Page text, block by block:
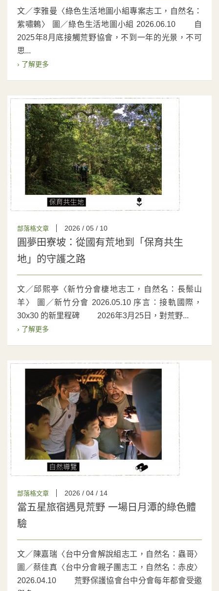
文／李雅曼〈綠色生活地圖小組專案志工，自然名：
紫嘯鶇〉 圖／綠色生活地圖小組 2026.06.10 自
2025年8月底接觸荒野協會，不到一年的光景，不可
思...
› 了解更多
部落格文章 2026 / 05 / 10
圓夢田寮坡：從國有荒地到「保育共生
地」的守護之路
文／邱熙亭〈新竹分會棲地志工，自然名：長鬃山
羊〉 圖／新竹分會 2026.05.10 序言：接軌國際，
30x30 的新里程碑 2026年3月25日，對荒野...
› 了解更多
部落格文章 2026 / 04 / 14
當五星旅宿遇⾒荒野 ⼀場⽇⽉潭的綠⾊體
驗
文／陳嘉瑞〈台中分會解說組志工，自然名：蟲哥〉
圖／蔡佳真〈台中分會親子團志工，自然名：赤皮〉
2026.04.10 荒野保護協會台中分會每年都會受邀